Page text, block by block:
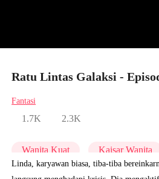
Ratu Lintas Galaksi -
Fantasi
1.7K 2.3K
Wanita Kuat Kaisar Wanita
Linda, karyawan biasa, tiba-tiba